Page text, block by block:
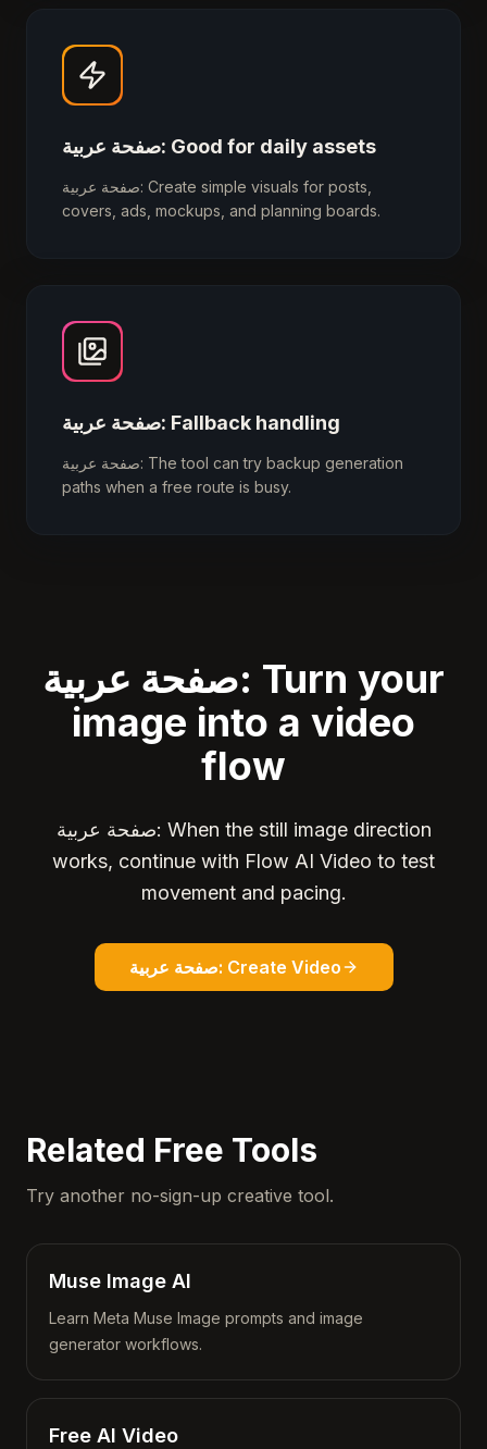
صفحة عربية: Good for daily assets
صفحة عربية: Create simple visuals for posts,
covers, ads, mockups, and planning boards.
صفحة عربية: Fallback handling
صفحة عربية: The tool can try backup generation
paths when a free route is busy.
صفحة عربية: Turn your
image into a video
flow
صفحة عربية: When the still image direction
works, continue with Flow AI Video to test
movement and pacing.
صفحة عربية: Create Video
Related Free Tools
Try another no-sign-up creative tool.
Muse Image AI
Learn Meta Muse Image prompts and image
generator workflows.
Free AI Video